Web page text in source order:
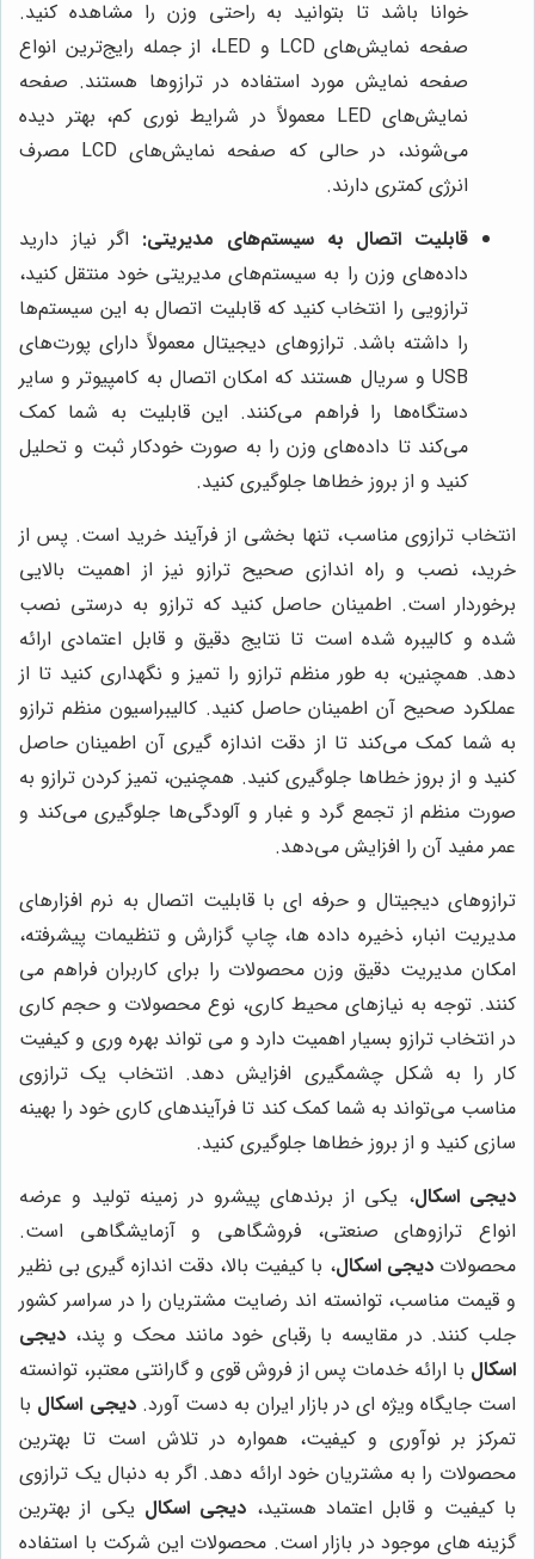
خوانا باشد تا بتوانید به راحتی وزن را مشاهده کنید.
صفحه نمایش‌های LCD و LED، از جمله رایج‌ترین انواع
صفحه نمایش مورد استفاده در ترازوها هستند. صفحه
نمایش‌های LED معمولاً در شرایط نوری کم، بهتر دیده
می‌شوند، در حالی که صفحه نمایش‌های LCD مصرف
انرژی کمتری دارند.
قابلیت اتصال به سیستم‌های مدیریتی: اگر نیاز دارید
داده‌های وزن را به سیستم‌های مدیریتی خود منتقل کنید،
ترازویی را انتخاب کنید که قابلیت اتصال به این سیستم‌ها
را داشته باشد. ترازوهای دیجیتال معمولاً دارای پورت‌های
USB و سریال هستند که امکان اتصال به کامپیوتر و سایر
دستگاه‌ها را فراهم می‌کنند. این قابلیت به شما کمک
می‌کند تا داده‌های وزن را به صورت خودکار ثبت و تحلیل
کنید و از بروز خطاها جلوگیری کنید.
انتخاب ترازوی مناسب، تنها بخشی از فرآیند خرید است. پس از
خرید، نصب و راه اندازی صحیح ترازو نیز از اهمیت بالایی
برخوردار است. اطمینان حاصل کنید که ترازو به درستی نصب
شده و کالیبره شده است تا نتایج دقیق و قابل اعتمادی ارائه
دهد. همچنین، به طور منظم ترازو را تمیز و نگهداری کنید تا از
عملکرد صحیح آن اطمینان حاصل کنید. کالیبراسیون منظم ترازو
به شما کمک می‌کند تا از دقت اندازه گیری آن اطمینان حاصل
کنید و از بروز خطاها جلوگیری کنید. همچنین، تمیز کردن ترازو به
صورت منظم از تجمع گرد و غبار و آلودگی‌ها جلوگیری می‌کند و
عمر مفید آن را افزایش می‌دهد.
ترازوهای دیجیتال و حرفه ای با قابلیت اتصال به نرم افزارهای
مدیریت انبار، ذخیره داده ها، چاپ گزارش و تنظیمات پیشرفته،
امکان مدیریت دقیق وزن محصولات را برای کاربران فراهم می
کنند. توجه به نیازهای محیط کاری، نوع محصولات و حجم کاری
در انتخاب ترازو بسیار اهمیت دارد و می تواند بهره وری و کیفیت
کار را به شکل چشمگیری افزایش دهد. انتخاب یک ترازوی
مناسب می‌تواند به شما کمک کند تا فرآیندهای کاری خود را بهینه
سازی کنید و از بروز خطاها جلوگیری کنید.
دیجی اسکال، یکی از برندهای پیشرو در زمینه تولید و عرضه
انواع ترازوهای صنعتی، فروشگاهی و آزمایشگاهی است.
محصولاتدیجی اسکال، با کیفیت بالا، دقت اندازه گیری بی نظیر
و قیمت مناسب، توانسته اند رضایت مشتریان را در سراسر کشور
جلب کنند. در مقایسه با رقبای خود مانند محک و پند، دیجی
اسکال با ارائه خدمات پس از فروش قوی و گارانتی معتبر، توانسته
است جایگاه ویژه ای در بازار ایران به دست آورد.دیجی اسکال با
تمرکز بر نوآوری و کیفیت، همواره در تلاش است تا بهترین
محصولات را به مشتریان خود ارائه دهد. اگر به دنبال یک ترازوی
با کیفیت و قابل اعتماد هستید، دیجی اسکال یکی از بهترین
گزینه های موجود در بازار است. محصولات این شرکت با استفاده